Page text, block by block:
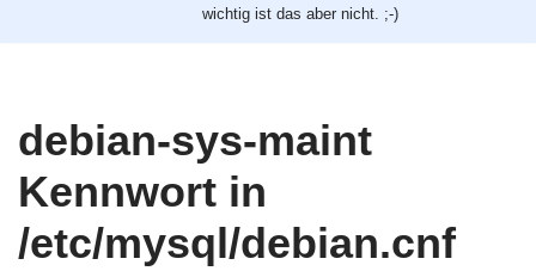
wichtig ist das aber nicht. ;-)
debian-sys-maint
Kennwort in
/etc/mysql/debian.cnf